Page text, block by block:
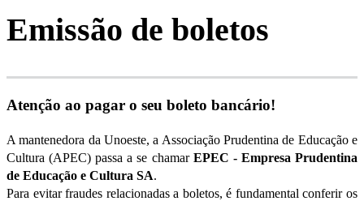
Emissão de boletos
Atenção ao pagar o seu boleto bancário!
A mantenedora da Unoeste, a Associação Prudentina de Educação e
Cultura (APEC) passa a se chamar EPEC - Empresa Prudentina
de Educação e Cultura SA.
Para evitar fraudes relacionadas a boletos, é fundamental conferir os